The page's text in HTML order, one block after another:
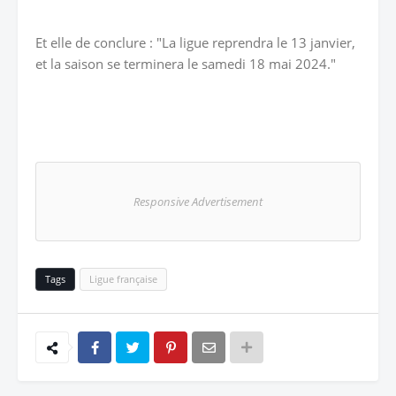
Et elle de conclure : "La ligue reprendra le 13 janvier,
et la saison se terminera le samedi 18 mai 2024."
Responsive Advertisement
Tags Ligue française